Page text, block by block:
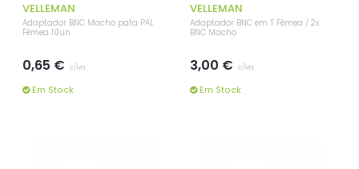
VELLEMAN
Adaptador BNC Macho pata PAL
Fêmea 10un
0,65 € c/iva
Em Stock
VELLEMAN
Adaptador BNC em T Fêmea / 2x
BNC Macho
3,00 € c/iva
Em Stock